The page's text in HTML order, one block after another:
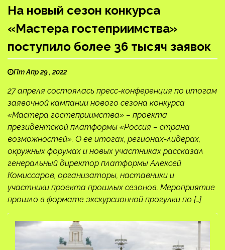
На новый сезон конкурса
«Мастера гостеприимства»
поступило более 36 тысяч заявок
Пт Апр 29 , 2022
27 апреля состоялась пресс-конференция по итогам
заявочной кампании нового сезона конкурса
«Мастера гостеприимства» – проекта
президентской платформы «Россия – страна
возможностей». О ее итогах, регионах-лидерах,
окружных форумах и новых участниках рассказал
генеральный директор платформы Алексей
Комиссаров, организаторы, наставники и
участники проекта прошлых сезонов. Мероприятие
прошло в формате экскурсионной прогулки по […]